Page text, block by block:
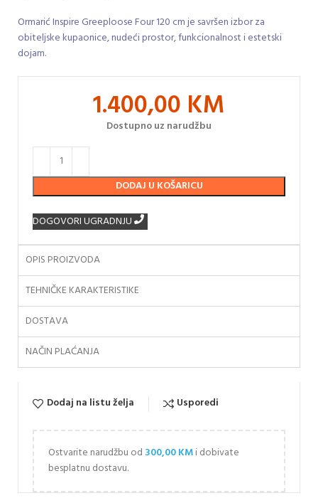
Ormarić Inspire Greeploose Four 120 cm je savršen izbor za
obiteljske kupaonice, nudeći prostor, funkcionalnost i estetski
dojam.
1.400,00 KM
Dostupno uz narudžbu
DODAJ U KOŠARICU
DOGOVORI UGRADNJU
OPIS PROIZVODA
TEHNIČKE KARAKTERISTIKE
DOSTAVA
NAČIN PLAĆANJA
Dodaj na listu želja Usporedi
Ostvarite narudžbu od 300,00KMi dobivate
besplatnu dostavu.